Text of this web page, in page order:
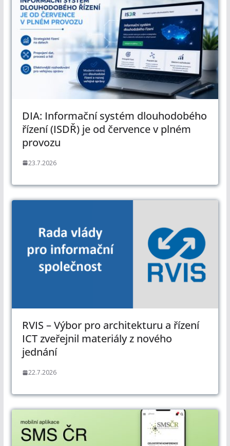
DIA: Informační systém dlouhodobého
řízení (ISDŘ) je od července v plném
provozu
23.7.2026
RVIS – Výbor pro architekturu a řízení
ICT zveřejnil materiály z nového
jednání
22.7.2026